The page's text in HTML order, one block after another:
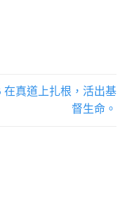
在真道上扎根，活出基
督生命。